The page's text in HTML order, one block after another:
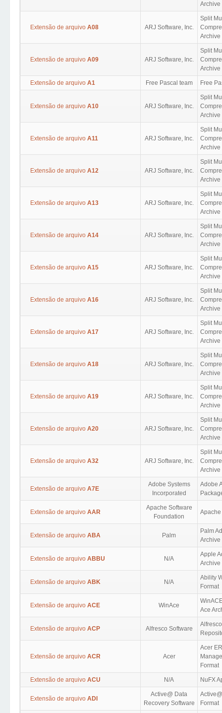
Archive
Extensão de arquivo A08 ARJ Software, Inc.
Split
Archive
Extensão de arquivo A09 ARJ Software, Inc.
Split
Archive
Extensão de arquivo A1 Free Pascal team Free
Extensão de arquivo A10 ARJ Software, Inc.
Split
Archive
Extensão de arquivo A11 ARJ Software, Inc.
Split
Archive
Extensão de arquivo A12 ARJ Software, Inc.
Split
Archive
Extensão de arquivo A13 ARJ Software, Inc.
Split
Archive
Extensão de arquivo A14 ARJ Software, Inc.
Split
Archive
Extensão de arquivo A15 ARJ Software, Inc.
Split
Archive
Extensão de arquivo A16 ARJ Software, Inc.
Split
Archive
Extensão de arquivo A17 ARJ Software, Inc.
Split
Archive
Extensão de arquivo A18 ARJ Software, Inc.
Split
Archive
Extensão de arquivo A19 ARJ Software, Inc.
Split
Archive
Extensão de arquivo A20 ARJ Software, Inc.
Split
Archive
Extensão de arquivo A32 ARJ Software, Inc.
Split
Archive
Extensão de arquivo A7E
Adobe Systems
Incorporated
Adobe
Extensão de arquivo AAR
Apache Software
Foundation
Apache
Extensão de arquivo ABA Palm
Palm
Archive
Extensão de arquivo ABBU N/A
Apple
Archive
Extensão de arquivo ABK N/A
Ability
Format
Extensão de arquivo ACE WinAce
Ace
Extensão de arquivo ACP Alfresco Software
Extensão de arquivo ACR Acer
Acer
Format
Extensão de arquivo ACU N/A NuFX
Extensão de arquivo ADI
Active@ Data
Recovery Software
Format